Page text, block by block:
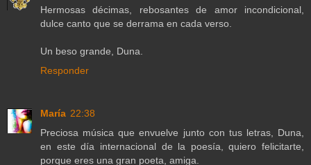
Hermosas décimas, rebosantes de amor incondicional,
dulce canto que se derrama en cada verso.
Un beso grande, Duna.
Responder
María 22:38
Preciosa música que envuelve junto con tus letras, Duna,
en este día internacional de la poesía, quiero felicitarte,
porque eres una gran poeta, amiga.